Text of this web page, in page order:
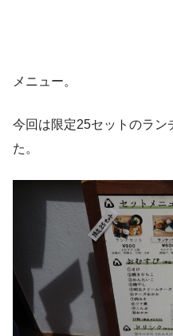
メニュー。
今回は限定25セットのラン
た。